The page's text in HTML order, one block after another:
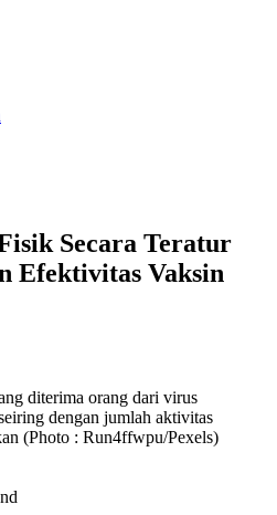
Secara Teratur
Efektivitas Vaksin
diterima orang dari virus
dengan jumlah aktivitas
(Photo : Run4ffwpu/Pexels)